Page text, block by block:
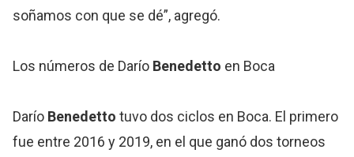
soñamos con que se dé”, agregó.
Los números de Darío Benedetto en Boca
Darío Benedetto tuvo dos ciclos en Boca. El primero
fue entre 2016 y 2019, en el que ganó dos torneos